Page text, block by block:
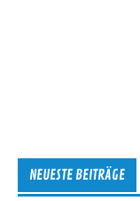
NEUESTE BEITRÄGE